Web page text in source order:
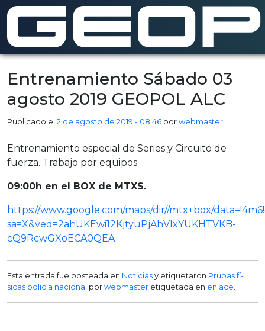
Saltar al contenido principal
Entrenamiento Sábado 03
agosto 2019 GEOPOL ALC
Publicado el 2 de agosto de 2019 - 08:46 porwebmaster
Entrenamiento especial de Series y Circuito de
fuerza. Trabajo por equipos.
09:00h en el BOX de MTXS.
https://www.google.com/maps/dir//mtx+box/
sa=X&ved=2ahUKEwi12KjtyuPjAhVlxYUKHTVKB-
cQ9RcwGXoECA0QEA
Esta entrada fue posteada en Noticiasy etiquetaron Prubas fí­
sicas policia nacional porwebmaster etiquetada en enlace